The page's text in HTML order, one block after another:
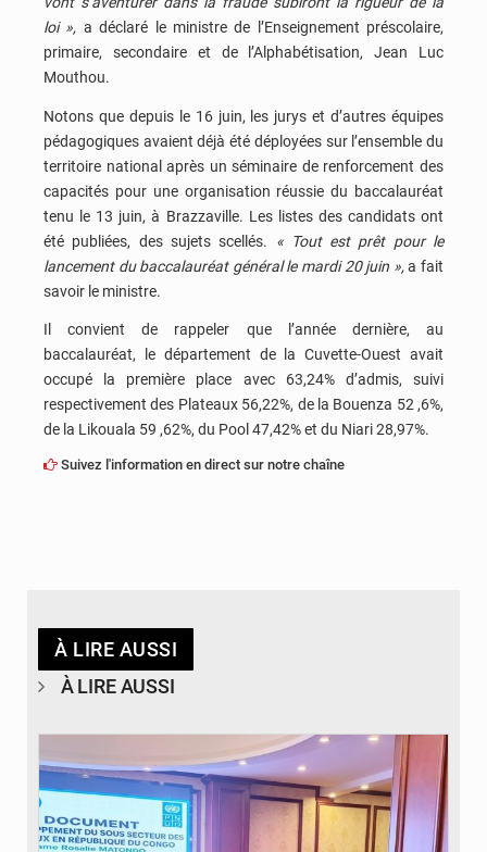
loi », a déclaré le ministre de l’Enseignement préscolaire,
primaire, secondaire et de l’Alphabétisation, Jean Luc
Mouthou.
Notons que depuis le 16 juin, les jurys et d’autres équipes
pédagogiques avaient déjà été déployées sur l’ensemble du
territoire national après un séminaire de renforcement des
capacités pour une organisation réussie du baccalauréat
tenu le 13 juin, à Brazzaville. Les listes des candidats ont
été publiées, des sujets scellés. « Tout est prêt pour le
lancement du baccalauréat général le mardi 20 juin »,a fait
savoir le ministre.
Il convient de rappeler que l’année dernière, au
baccalauréat, le département de la Cuvette-Ouest avait
occupé la première place avec 63,24% d’admis, suivi
respectivement des Plateaux 56,22%, de la Bouenza 52 ,6%,
de la Likouala 59 ,62%, du Pool 47,42% et du Niari 28,97%.
Suivez l'information en direct sur notre chaîne
À LIRE AUSSI
À LIRE AUSSI